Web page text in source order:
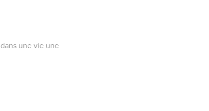
une vie une